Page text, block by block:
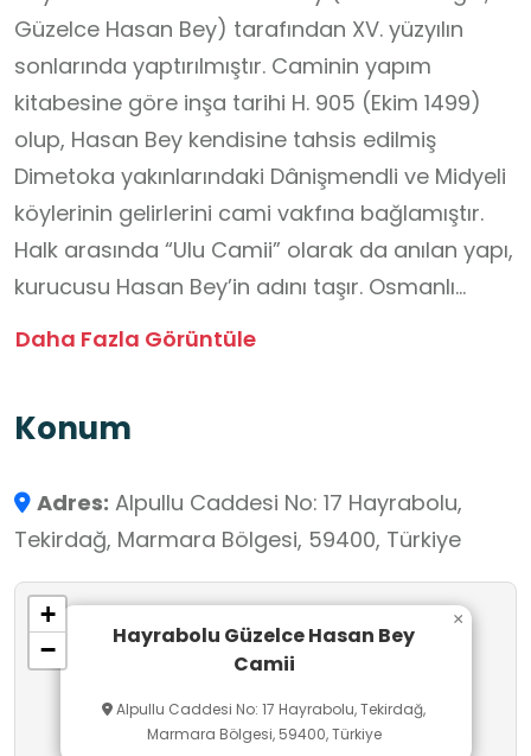
Güzelce Hasan Bey) tarafından XV. yüzyılın
sonlarında yaptırılmıştır. Caminin yapım
kitabesine göre inşa tarihi H. 905 (Ekim 1499)
olup, Hasan Bey kendisine tahsis edilmiş
Dimetoka yakınlarındaki Dânişmendli ve Midyeli
köylerinin gelirlerini cami vakfına bağlamıştır.
Halk arasında “Ulu Camii” olarak da anılan yapı,
kurucusu Hasan Bey’in adını taşır. Osmanlı
klasik döneminin erken örneklerinden olan
yuvarlak kemerlerle birbirine bağlanmasından
bulunmaktadır.Son cemaat yerinin ortasındaki
bölüm kubbe, iki yanındaki mekânlar ise tonozla
örtülüdür.
Daha Fazla Görüntüle
Konum
Adres: Alpullu Caddesi No: 17 Hayrabolu,
Tekirdağ, Marmara Bölgesi, 59400, Türkiye
Hayrabolu Güzelce Hasan Bey
Camii
Alpullu Caddesi No: 17 Hayrabolu, Tekirdağ,
Marmara Bölgesi, 59400, Türkiye
×
+
−